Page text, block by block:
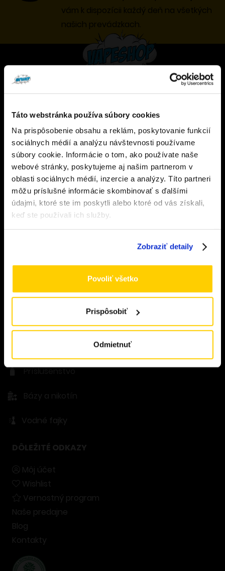
Táto webstránka používa súbory cookies
Na prispôsobenie obsahu a reklám, poskytovanie funkcií
sociálnych médií a analýzu návštevnosti používame
súbory cookie. Informácie o tom, ako používate naše
webové stránky, poskytujeme aj našim partnerom v
oblasti sociálnych médií, inzercie a analýzy. Títo partneri
môžu príslušné informácie skombinovať s ďalšími
údajmi, ktoré ste im poskytli alebo ktoré od vás získali,
keď ste používali ich služby.
Zobraziť detaily
Povoliť všetko
Prispôsobiť
Odmietnuť
vám k dispozícii každý deň na všetkých
našich prevádzkach.
JRJ Company, s.r.o.
Prevádzkujeme eshop a sieť špecializovaných
príslušenstvom.
+421 902 681 021
info@vapeshoponline.sk
Podové zariadenia
Shake & Vape
Náplne
Príslušenstvo
Vodné fajky
DÔLEŽITÉ ODKAZY
Môj účet
Wishlist
Vernostný program
Naše predajne
Blog
Kontakty
Overenie veku
Musíte mať aspoň18rokov pre vstup.
ÁNO
NIE